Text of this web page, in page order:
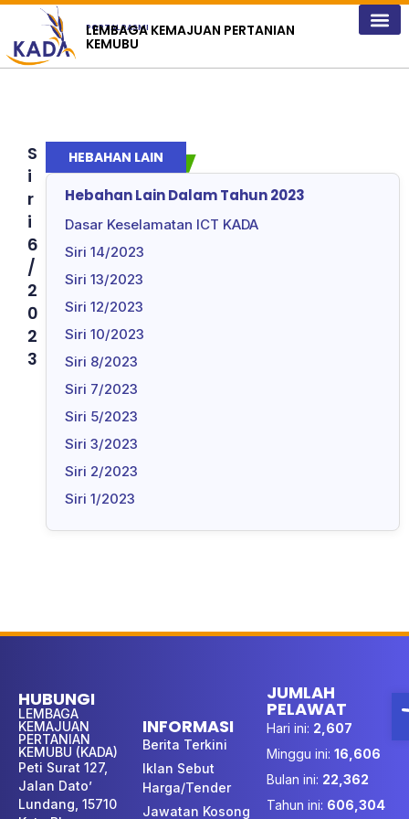
content
PORTAL RASMI
LEMBAGA KEMAJUAN PERTANIAN
KEMUBU
S
i
r
i
6
/
2
0
2
3
HEBAHAN LAIN
Hebahan Lain Dalam Tahun 2023
Dasar Keselamatan ICT KADA
Siri 14/2023
Siri 13/2023
Siri 12/2023
Siri 10/2023
Siri 8/2023
Siri 7/2023
Siri 5/2023
Siri 3/2023
Siri 2/2023
Siri 1/2023
HUBUNGI
LEMBAGA
KEMAJUAN
PERTANIAN
KEMUBU (KADA)
Peti Surat 127,
Jalan Dato’
Lundang, 15710
INFORMASI
Berita Terkini
Iklan Sebut
Harga/Tender
Jawatan Kosong
JUMLAH
PELAWAT
Hari ini: 2,607
Minggu ini: 16,606
Bulan ini: 22,362
Tahun ini: 606,304